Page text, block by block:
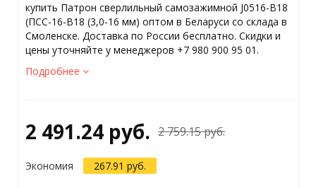
купить Патрон сверлильный самозажимной J0516-B18
(ПСС-16-В18 (3,0-16 мм) оптом в Беларуси со склада в
Смоленске. Доставка по России бесплатно. Скидки и
цены уточняйте у менеджеров +7 980 900 95 01.
Подробнее
2 491.24 руб. 2 759.15 руб.
Экономия 267.91 руб.